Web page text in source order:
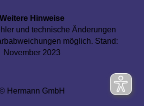
Weitere Hinweise
und technische Änderungen
möglich. Stand:
November 2023
Hermann GmbH